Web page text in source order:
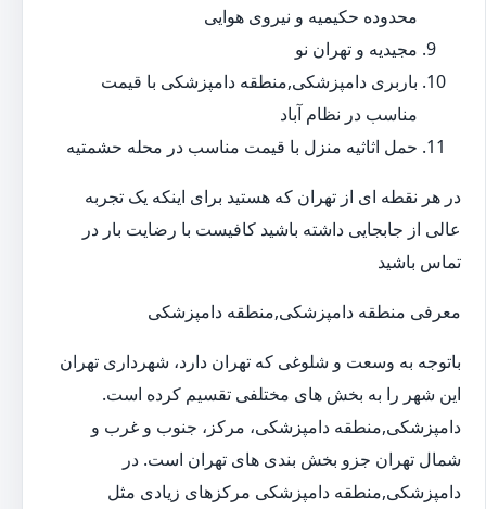
محدوده حکیمیه و نیروی هوایی
مجیدیه و تهران نو
باربری دامپزشکی,منطقه دامپزشکی با قیمت
مناسب در نظام آباد
حمل اثاثیه منزل با قیمت مناسب در محله حشمتیه
در هر نقطه ای از تهران که هستید برای اینکه یک تجربه
عالی از جابجایی داشته باشید کافیست با رضایت بار در
تماس باشید
معرفی منطقه دامپزشکی,منطقه دامپزشکی
باتوجه به وسعت و شلوغی که تهران دارد، شهرداری تهران
این شهر را به بخش های مختلفی تقسیم کرده است.
دامپزشکی,منطقه دامپزشکی، مرکز، جنوب و غرب و
شمال تهران جزو بخش بندی های تهران است. در
دامپزشکی,منطقه دامپزشکی مرکزهای زیادی مثل